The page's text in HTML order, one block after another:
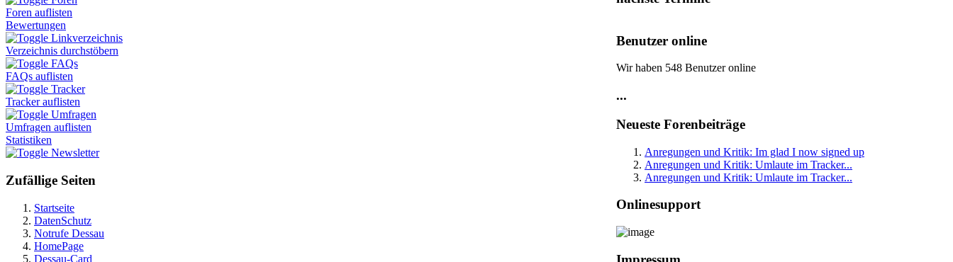
Foren auflisten
Bewertungen
Linkverzeichnis
Verzeichnis durchstöbern
FAQs
FAQs auflisten
Tracker
Tracker auflisten
Umfragen
Umfragen auflisten
Statistiken
Newsletter
Zufällige Seiten
Startseite
DatenSchutz
Notrufe Dessau
HomePage
Dessau-Card
Benutzer online
Wir haben 548 Benutzer online
...
Neueste Forenbeiträge
Anregungen und Kritik: Im glad I now signed up
Anregungen und Kritik: Umlaute im Tracker...
Anregungen und Kritik: Umlaute im Tracker...
Onlinesupport